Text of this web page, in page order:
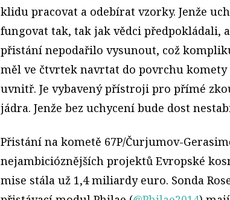
klidu pracovat a odebírat vzorky. Jenže
fungovat tak, tak jak vědci předpokládali,
přistání nepodařilo vysunout, což
měl ve čtvrtek navrtat do povrchu komety
uvnitř. Je vybavený přístroji pro přímé
jádra. Jenže bez uchycení bude dost
Přistání na kometě 67P/Čurjumov-
nejambicióznějších projektů Evropské
mise stála už 1,4 miliardy euro. Sonda